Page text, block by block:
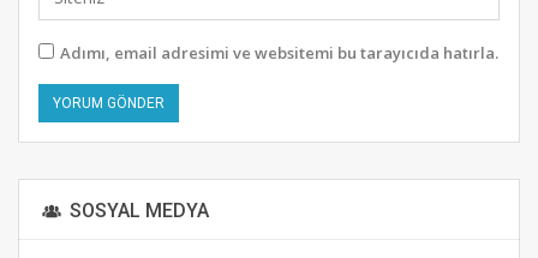
Adımı, email adresimi ve websitemi bu tarayıcıda hatırla.
SOSYAL MEDYA